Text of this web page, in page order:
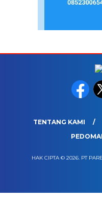
TENTANG KAMI
HAK CIPTA © 2026. PT